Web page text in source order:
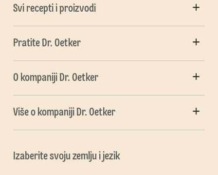
Svi recepti i proizvodi
Pratite Dr. Oetker
O kompaniji Dr. Oetker
Više o kompaniji Dr. Oetker
Izaberite svoju zemlju i jezik